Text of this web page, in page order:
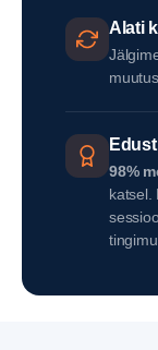
Alati
98%
katsel.